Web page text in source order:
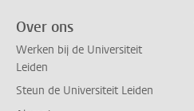
Over ons
Werken bij de Universiteit
Leiden
Steun de Universiteit Leiden